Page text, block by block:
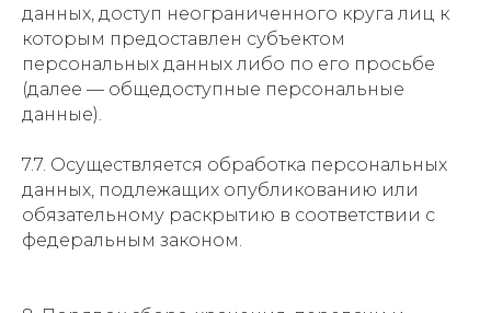
данных, доступ неограниченного круга лиц к
которым предоставлен субъектом
персональных данных либо по его просьбе
(далее — общедоступные персональные
данные).
7.7. Осуществляется обработка персональных
данных, подлежащих опубликованию или
обязательному раскрытию в соответствии с
федеральным законом.